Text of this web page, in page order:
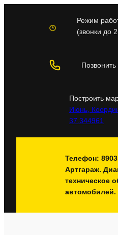
содержимому
Режим
(звонки до
Построить
Июнь,
37.344961
Телефон:
Артгараж.
техническое